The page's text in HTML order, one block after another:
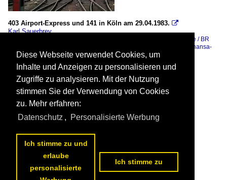
403 Airport-Express und 141 in Köln am 29.04.1983. 
Karl Sauerbrey
Deutschland / Elektotriebzüge / BR
Deutschland / Personenzüge / Lufthansa-
Airport-Express (LHA)
127 1200x767 Px, 04.04.2022
Diese Webseite verwendet Cookies, um
Inhalte und Anzeigen zu personalisieren und
Zugriffe zu analysieren. Mit der Nutzung
stimmen Sie der Verwendung von Cookies
zu. Mehr erfahren:
Datenschutz , Personalisierte Werbung
Ich stimme zu und
erlaube
personalisierte
Ich stimme zu